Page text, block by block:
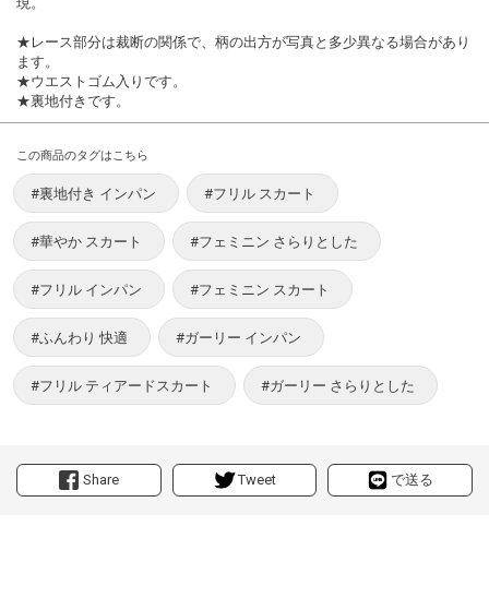
Share Tweet で送る
★レース部分は裁断の関係で、柄の出方が写真と多少異なる場合があり
ます。
★ウエストゴム入りです。
★裏地付きです。
この商品のタグはこちら
#裏地付き インパン #フリル スカート
#華やか スカート #フェミニン さらりとした
#フリル インパン #フェミニン スカート
#ふんわり 快適 #ガーリー インパン
#フリル ティアードスカート #ガーリー さらりとした